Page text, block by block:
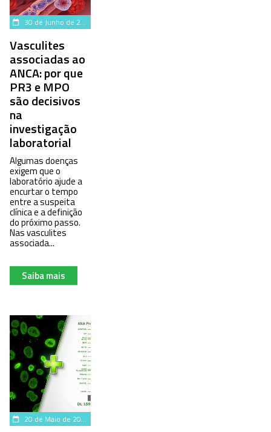
30 de Junho de 2026
Vasculites
associadas ao
ANCA: por que
PR3 e MPO
são decisivos
na
investigação
laboratorial
Algumas doenças
exigem que o
laboratório ajude a
encurtar o tempo
entre a suspeita
clínica e a definição
do próximo passo.
Nas vasculites
associada...
Saiba mais
20 de Maio de 2026